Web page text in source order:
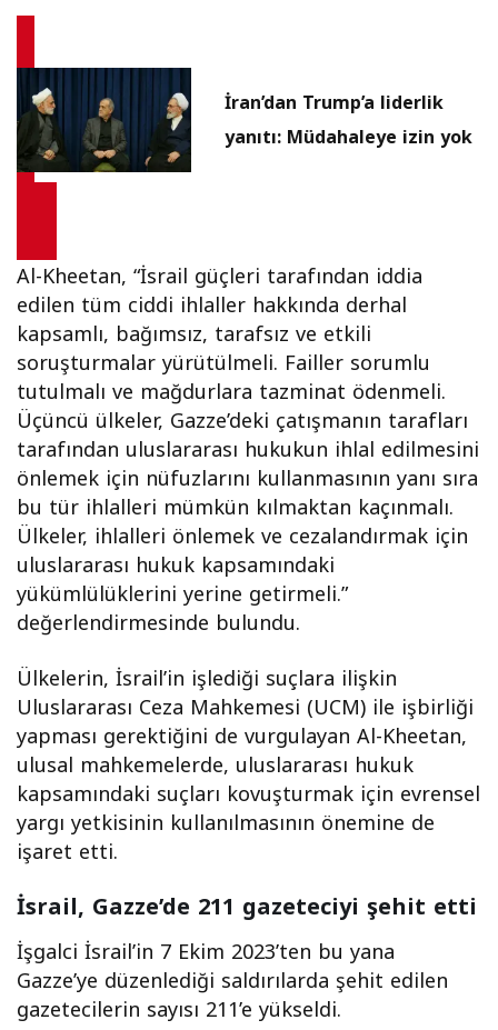
İran’dan Trump’a liderlik
yanıtı: Müdahaleye izin yok
Al-Kheetan, “İsrail güçleri tarafından iddia
edilen tüm ciddi ihlaller hakkında derhal
kapsamlı, bağımsız, tarafsız ve etkili
soruşturmalar yürütülmeli. Failler sorumlu
tutulmalı ve mağdurlara tazminat ödenmeli.
Üçüncü ülkeler, Gazze’deki çatışmanın tarafları
tarafından uluslararası hukukun ihlal edilmesini
önlemek için nüfuzlarını kullanmasının yanı sıra
bu tür ihlalleri mümkün kılmaktan kaçınmalı.
Ülkeler, ihlalleri önlemek ve cezalandırmak için
uluslararası hukuk kapsamındaki
yükümlülüklerini yerine getirmeli.”
değerlendirmesinde bulundu.
Ülkelerin, İsrail’in işlediği suçlara ilişkin
Uluslararası Ceza Mahkemesi (UCM) ile işbirliği
yapması gerektiğini de vurgulayan Al-Kheetan,
ulusal mahkemelerde, uluslararası hukuk
kapsamındaki suçları kovuşturmak için evrensel
yargı yetkisinin kullanılmasının önemine de
işaret etti.
İsrail, Gazze’de 211 gazeteciyi şehit etti
İşgalci İsrail’in 7 Ekim 2023’ten bu yana
Gazze’ye düzenlediği saldırılarda şehit edilen
gazetecilerin sayısı 211’e yükseldi.